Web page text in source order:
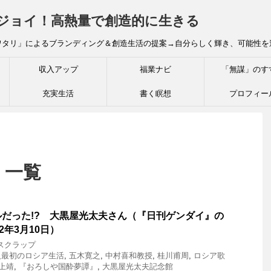
ョイ！高熱量で創造的に生きる
リ」によるブランディング＆創造生活の提案→自分らしく輝き、可能性
収入アップ 福業ナビ 「無謀」の
充実生活 書く瞑想 プロフィー
一覧
だった!? 大黒屋光太夫さん（『日刊ゲンダイ』の
3月10日）
クラップ
初のロシア生活, 五木寛之 , 中村喜和教授, 桂川甫周 , ロシア歌
靖, 『おろしや国酔夢譚』 , 大黒屋光太夫記念館